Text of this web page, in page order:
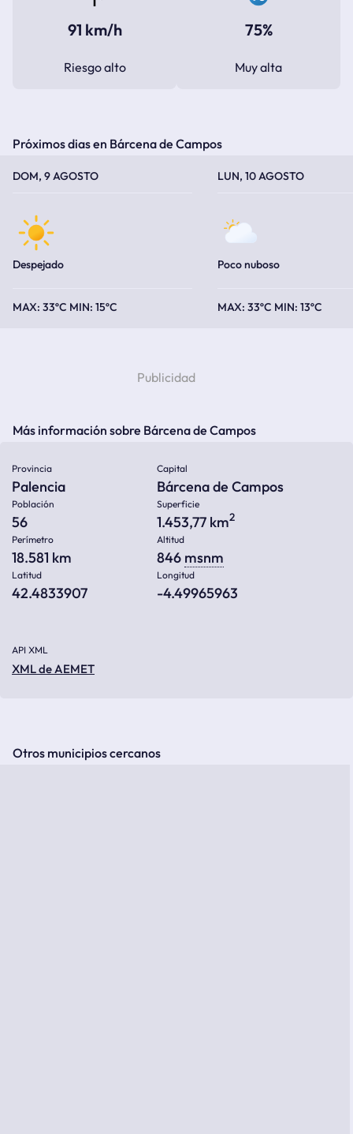
91 km/h
Riesgo alto
75%
Muy alta
Próximos dias en Bárcena de Campos
DOM, 9 AGOSTO
Despejado
33ºC 15ºC
LUN, 10 AGOSTO
Poco nuboso
33ºC 13ºC
Más información sobre Bárcena de Campos
Provincia
Palencia
Capital
Bárcena de Campos
Población
56
Superficie
1.453,77 km2
Perímetro
18.581 km
Altitud
846 msnm
Latitud
42.4833907
Longitud
-4.49965963
API XML
XML de AEMET
Otros municipios cercanos